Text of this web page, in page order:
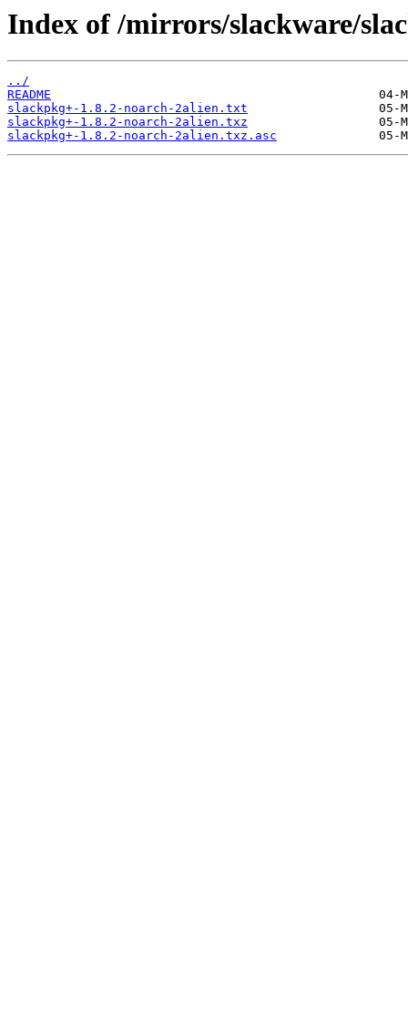
Index of /mirrors/slackware/
../
README
slackpkg+-1.8.2-noarch-2alien.txt
slackpkg+-1.8.2-noarch-2alien.txz
slackpkg+-1.8.2-noarch-2alien.txz.asc